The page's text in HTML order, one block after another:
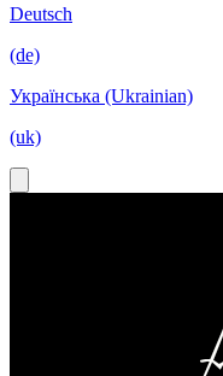
Deutsch
(de)
Українська (Ukrainian)
(uk)